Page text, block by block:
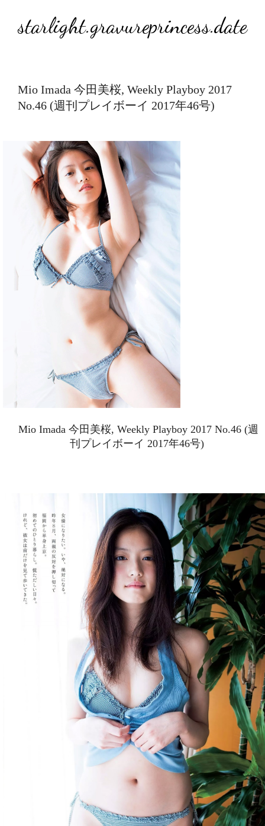
starlight.gravureprincess.date
Mio Imada 今田美桜, Weekly Playboy 2017
No.46 (週刊プレイボーイ 2017年46号)
Mio Imada 今田美桜, Weekly Playboy 2017 No.46 (週
刊プレイボーイ 2017年46号)